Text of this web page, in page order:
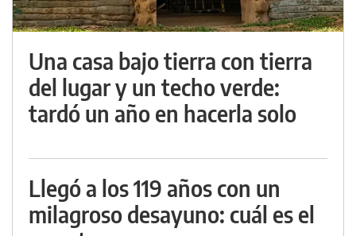
Una casa bajo tierra con tierra
del lugar y un techo verde:
tardó un año en hacerla solo
Llegó a los 119 años con un
milagroso desayuno: cuál es el